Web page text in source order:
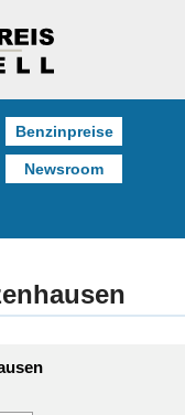
Benzinpreise
Newsroom